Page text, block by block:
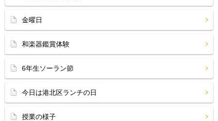
金曜日
和楽器鑑賞体験
6年生ソーラン節
今日は港北区ランチの日
授業の様子